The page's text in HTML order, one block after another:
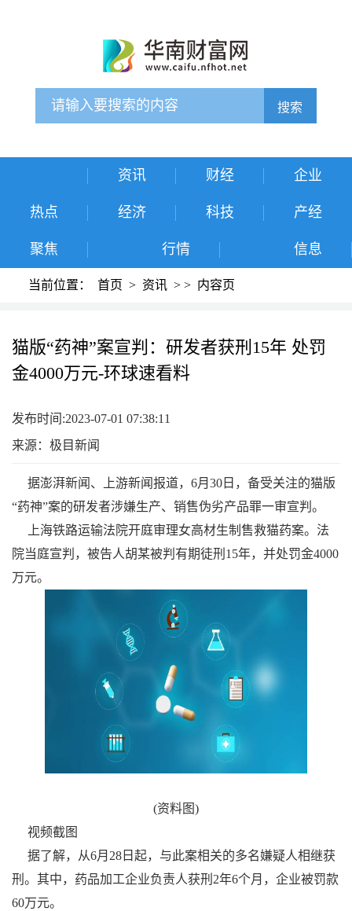
搜索
资讯 财经 企业
热点 经济 科技 产经
聚焦 行情 信息
当前位置： 首页 > 资讯 > > 内容页
猫版“药神”案宣判：研发者获刑15年 处罚
金4000万元-环球速看料
发布时间:2023-07-01 07:38:11
来源：极目新闻
据澎湃新闻、上游新闻报道，6月30日，备受关注的猫版
“药神”案的研发者涉嫌生产、销售伪劣产品罪一审宣判。
上海铁路运输法院开庭审理女高材生制售救猫药案。法
院当庭宣判，被告人胡某被判有期徒刑15年，并处罚金4000
万元。
(资料图)
视频截图
据了解，从6月28日起，与此案相关的多名嫌疑人相继获
刑。其中，药品加工企业负责人获刑2年6个月，企业被罚款
60万元。